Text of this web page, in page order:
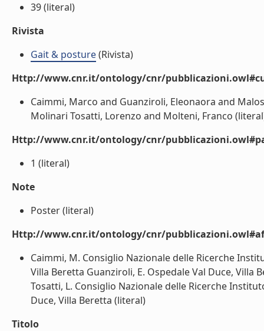
39 (literal)
Rivista
Gait & posture(Rivista)
Http://www.cnr.it/ontology/cnr/
Caimmi, Marco and Guanziroli, Eleonaora and
Molinari Tosatti, Lorenzo and Molteni, Franco
Http://www.cnr.it/ontology/cnr/
1 (literal)
Note
Poster (literal)
Http://www.cnr.it/ontology/cnr/
Caimmi, M. Consiglio Nazionale delle Ricerche
Villa Beretta Guanziroli, E. Ospedale Val Duce,
Tosatti, L. Consiglio Nazionale delle Ricerche
Duce, Villa Beretta (literal)
Titolo